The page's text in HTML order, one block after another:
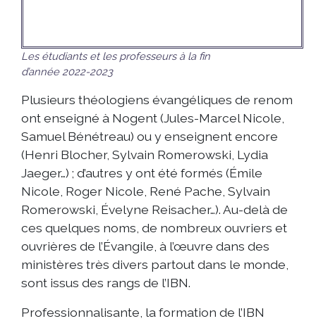
Les étudiants et les professeurs à la fin
d’année 2022-2023
Plusieurs théologiens évangéliques de renom
ont enseigné à Nogent (Jules-Marcel Nicole,
Samuel Bénétreau) ou y enseignent encore
(Henri Blocher, Sylvain Romerowski, Lydia
Jaeger…) ; d’autres y ont été formés (Émile
Nicole, Roger Nicole, René Pache, Sylvain
Romerowski, Évelyne Reisacher…). Au-delà de
ces quelques noms, de nombreux ouvriers et
ouvrières de l’Évangile, à l’œuvre dans des
ministères très divers partout dans le monde,
sont issus des rangs de l’IBN.
Professionnalisante, la formation de l’IBN